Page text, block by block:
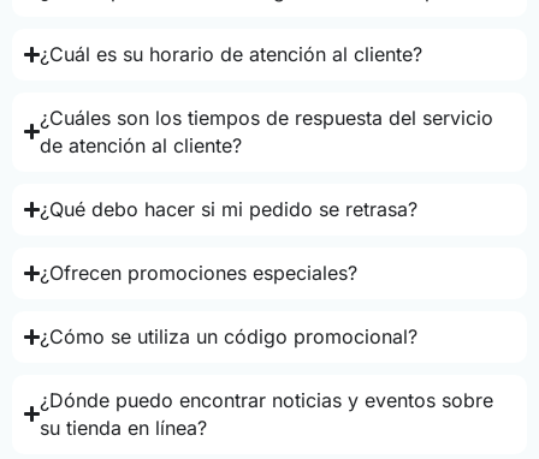
¿Cuál es su horario de atención al cliente?
¿Cuáles son los tiempos de respuesta del servicio
de atención al cliente?
¿Qué debo hacer si mi pedido se retrasa?
¿Ofrecen promociones especiales?
¿Cómo se utiliza un código promocional?
¿Dónde puedo encontrar noticias y eventos sobre
su tienda en línea?